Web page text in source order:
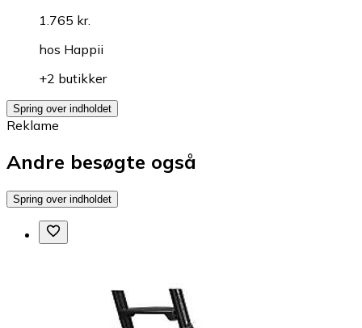
1.765 kr.
hos Happii
+2 butikker
Spring over indholdet
Reklame
Andre besøgte også
Spring over indholdet